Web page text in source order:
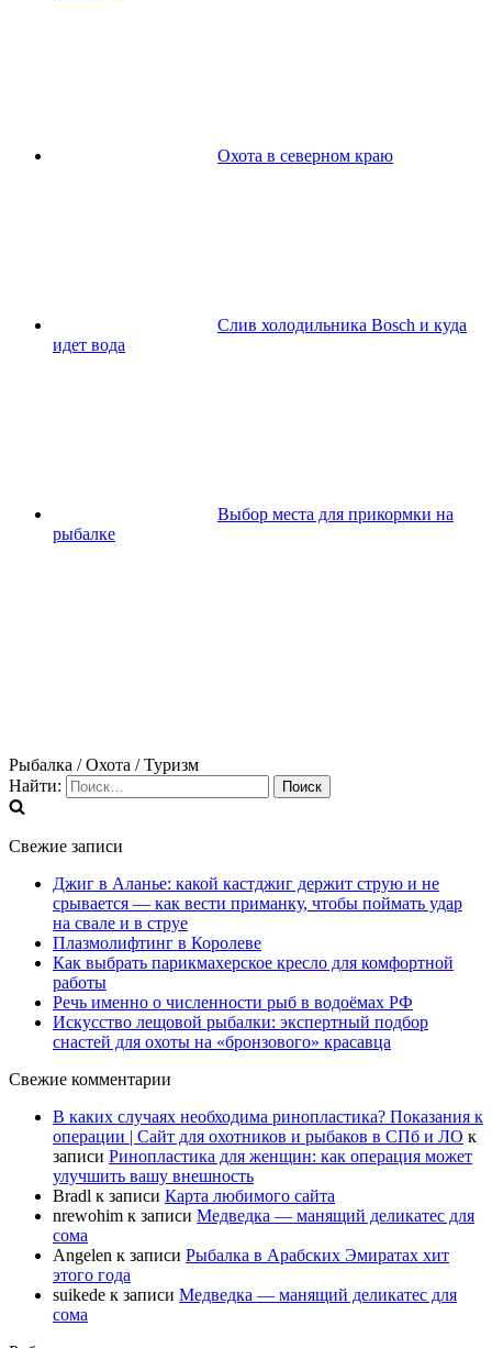
Охота в северном краю
Слив холодильника Bosch и куда
идет вода
Выбор места для прикормки на
рыбалке
Рыбалка / Охота / Туризм
Найти:
Свежие записи
Джиг в Аланье: какой кастджиг держит струю и не
срывается — как вести приманку, чтобы поймать удар
на свале и в струе
Плазмолифтинг в Королеве
Как выбрать парикмахерское кресло для комфортной
работы
Речь именно о численности рыб в водоёмах РФ
Искусство лещовой рыбалки: экспертный подбор
снастей для охоты на «бронзового» красавца
Свежие комментарии
В каких случаях необходима ринопластика? Показания к
операции | Сайт для охотников и рыбаков в СПб и ЛО к
записи Ринопластика для женщин: как операция может
улучшить вашу внешность
Bradl к записи Карта любимого сайта
nrewohim к записи Медведка — манящий деликатес для
сома
Angelen к записи Рыбалка в Арабских Эмиратах хит
этого года
suikede к записи Медведка — манящий деликатес для
сома